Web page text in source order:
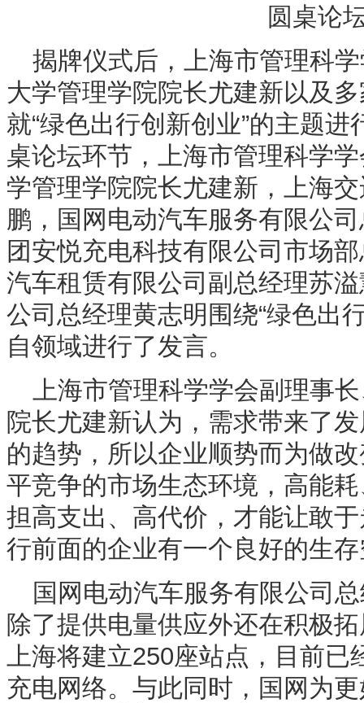
圆桌论
揭牌仪式后，上海市管理科
大学管理学院院长尤建新以及
就“绿色出行创新创业”的主题
桌论坛环节，上海市管理科学
学管理学院院长尤建新，上海
鹏，国网电动汽车服务有限公
团安悦充电科技有限公司市场
汽车租赁有限公司副总经理苏
公司总经理黄志明围绕“绿色出
自领域进行了发言。
上海市管理科学学会副理事
院长尤建新认为，需求带来了
的趋势，所以企业顺势而为做
平竞争的市场生态环境，高能
担高支出、高代价，才能让敢
行前面的企业有一个良好的生
国网电动汽车服务有限公司
除了提供电量供应外还在积极
上海将建立250座站点，目前已
充电网络。与此同时，国网为